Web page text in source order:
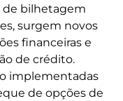
de bilhetagem
surgem novos
financeiras e
de crédito.
implementadas
de opções de